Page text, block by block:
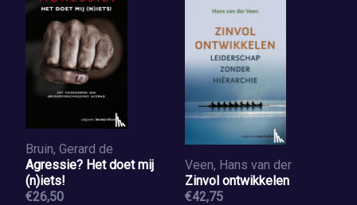
Bruin, Gerard de
Agressie? Het doet mij
(n)iets!
€26,50
Veen, Hans van der
Zinvol ontwikkelen
€42,75